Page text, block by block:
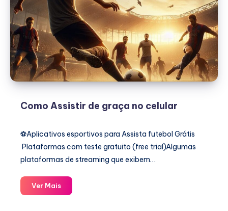
Como Assistir de graça no celular
⚽️Aplicativos esportivos para Assista futebol Grátis
Plataformas com teste gratuito (free trial)Algumas
plataformas de streaming que exibem…
Ver MaisComo
Assistir